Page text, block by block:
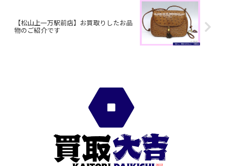
【松山上一万駅前店】お買取りしたお品
物のご紹介です